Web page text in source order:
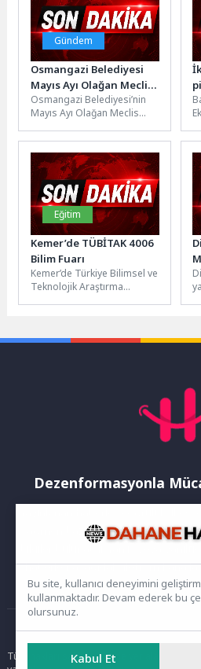
Gündem
Osmangazi Belediyesi
Mayıs Ayı Olağan Meclis
Toplantısı
Gerçekleştirildi
Osmangazi Belediyesi’nin
Mayıs Ayı Olağan Meclis
Belediye Başkan Vekili Sefa
Yılmaz başkanlığında
gerçekleştirildi.Saygı...
Eğitim
Kemer’de TÜBİTAK 4006
Bilim Fuarı
Kemer’de Türkiye Bilimsel ve
Teknolojik Araştırma
Merkez Mesleki ve...
Dezenformasyonla
Yayınlanan haberler doğruluk ilkesi
rağmen bazı içeriklerde eksik,
bilgiler bulunabilir.Yanlış veya
haberleri aşağıdaki iletişim
Ana Sayfa
Tüm hakları saklıdır. Sitede yer alan
Bu site, kullanıcı deneyimini
kullanmaktadır. Devam ederek bu
olursunuz.
Kabul Et